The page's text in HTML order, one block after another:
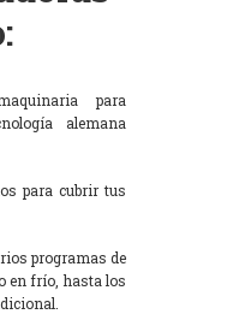
para
alemana
para cubrir tus
programas de
en frío, hasta los